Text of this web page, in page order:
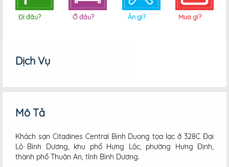
Đi đâu? Ở đâu? Ăn gì? Mua gì?
Dịch Vụ
Mô Tả
Khách sạn Citadines Central Binh Duong tọa lạc ở 328C Đại
Lộ Bình Dương, khu phố Hưng Lộc, phường Hưng Định,
thành phố Thuận An, tỉnh Bình Dương.